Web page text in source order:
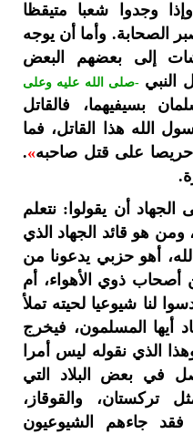
وجدوا شعبا متيقظا
الصحابة. وأما أن يوجه
إلى بعضهم البعض
النبي -صلى الله عليه وعلى
بسيفيهما، فالقاتل
الله هذا القاتل، فما
حريصا على قتل صاحبه»
.
الجهاد أن يقولوا: نتعلم
ومن هو قائد الجهاد الذي
أهو حزبي يدعونا من
ذوي الأهواء، أم
لنا شيوعيا لحيته تملأ
أيها المسلمون، فيخرج
الذي نقوله ليس أمرا
في بعض البلاد التي
تركستان، والقوقاز،
فقد جاءهم الشيوعيون